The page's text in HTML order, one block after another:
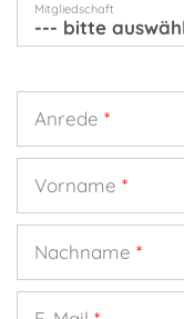
Mitgliedschaft
Anrede *
Vorname *
Nachname *